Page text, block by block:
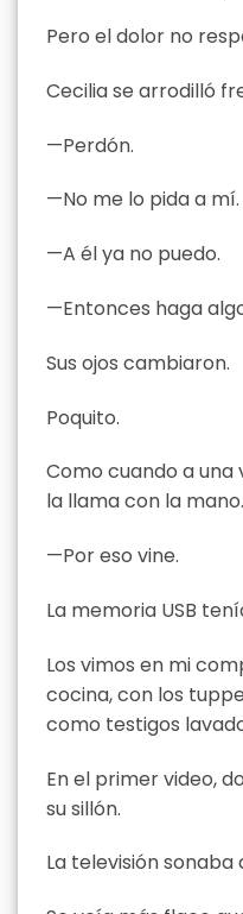
Pero el dolor no
Cecilia se arrodilló
—Perdón.
—No me lo pida a mí.
—A él ya no puedo.
—Entonces haga
Sus ojos cambiaron.
Poquito.
Como cuando a
la llama con la mano.
—Por eso vine.
La memoria USB
Los vimos en mi
cocina, con los
como testigos
En el primer video,
su sillón.
La televisión sonaba